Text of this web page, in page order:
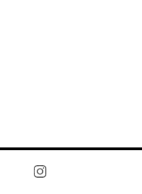
Instagram